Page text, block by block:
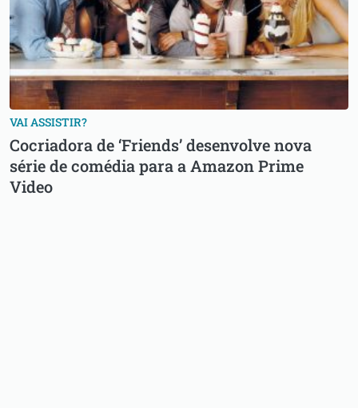
VAI ASSISTIR?
Cocriadora de ‘Friends’ desenvolve nova
série de comédia para a Amazon Prime
Video